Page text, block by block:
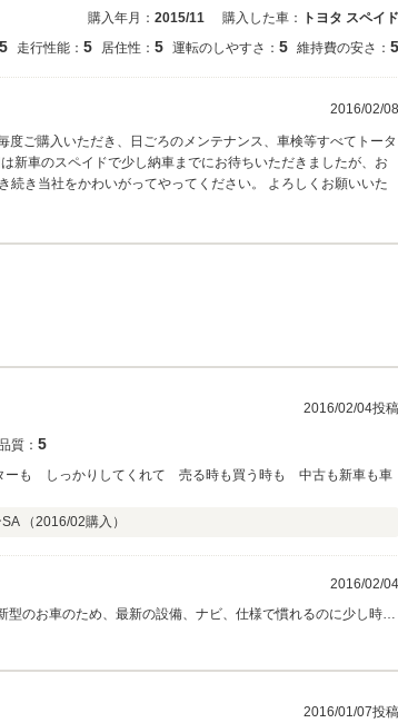
購入年月： 2015/11 購入した車：
トヨタ スペイド
5 走行性能： 5 居住性： 5 運転のしやすさ： 5 維持費の安さ： 5
2016/02/08
ご購入いただき、日ごろのメンテナンス、車検等すべてトータ
新車のスペイドで少し納車までにお待ちいただきましたが、お
き当社をかわいがってやってください。 よろしくお願いいた
2016/02/04投稿
質： 5
も しっかりしてくれて 売る時も買う時も 中古も新車も車
（2016/02購入）
2016/02/04
のお車のため、最新の設備、ナビ、仕様で慣れるのに少し時間
2016/01/07投稿